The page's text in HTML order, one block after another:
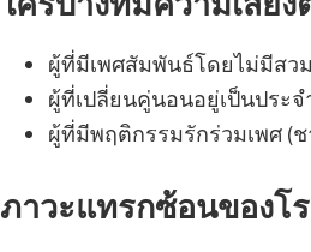
ผู้ที่มีเพศสัมพันธ์โดยไม่มีสว
ผู้ที่เปลี่ยนคู่นอนอยู่เป็นประจ
ผู้ที่มีพฤติกรรมรักร่วมเพศ (
ภาวะแทรกซ้อนของโ